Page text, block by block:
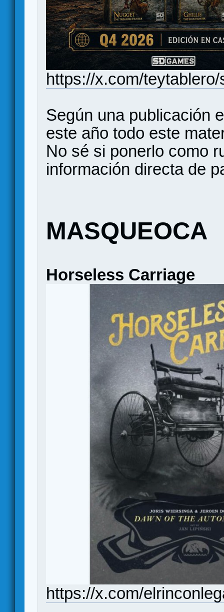
https://x.com/
Según una publicación
este año todo este
No sé si ponerlo como
información directa de
MASQUEOCA
Horseless Carriage
https://x.com/